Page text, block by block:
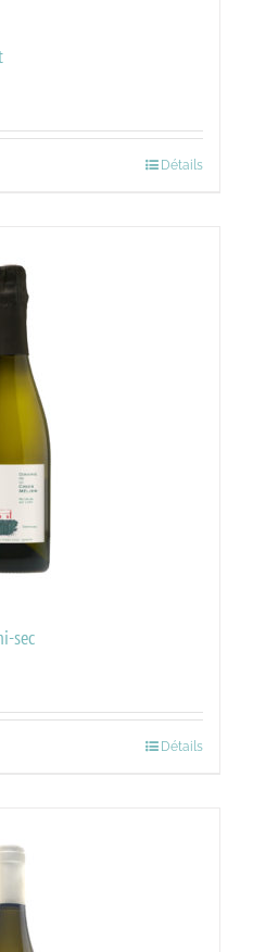
Détails
sec
Détails